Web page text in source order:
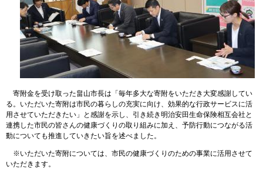
寄附​金を受け取った畠山市長は「毎年多大な寄附をいただき大変感謝してい
る。いただいた寄附は市民の暮らしの充実に向け、効果的な行政サービスに活
用させていただきたい​ 」と感謝を示し、 引き続き​明治安田生命保険相互会社と
連携した市民の皆さんの健康づくりの取り組みに加え、予防行動につながる活
動についても推進していきたい旨を述べました。
※いただいた寄附については、市民の健康づくりのための事業に活用させて
いただきます。